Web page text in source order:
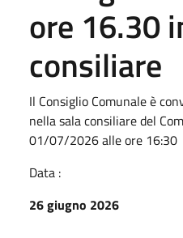
ore 16.30
consiliare
Il Consiglio Comunale è
nella sala consiliare del
01/07/2026 alle ore 16:30
Data :
26 giugno 2026